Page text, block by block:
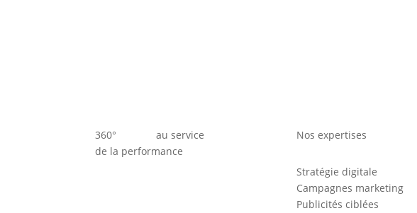
360° au service
de la performance
Nos expertises
Stratégie digitale
Campagnes marketing
Publicités ciblées